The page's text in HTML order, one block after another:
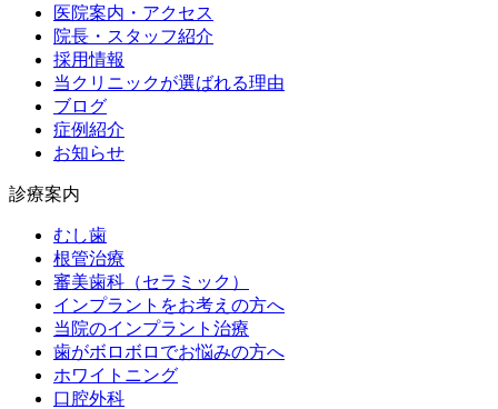
医院案内・アクセス
院長・スタッフ紹介
採用情報
当クリニックが選ばれる理由
ブログ
症例紹介
お知らせ
診療案内
むし歯
根管治療
審美歯科（セラミック）
インプラントをお考えの方へ
当院のインプラント治療
歯がボロボロでお悩みの方へ
ホワイトニング
口腔外科